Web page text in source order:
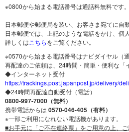
※0800から始まる電話番号は通話料無料です。
日本郵便や郵便局を装い、お客さま宛てに自
日本郵便では、上記のような電話をかけ、個
詳しくは こちらをご覧ください。
※0570から始まる電話番号はナビダイヤル（
再配達のご依頼は、24時間・簡単・便利な「
◆インターネット受付
https://trackings.post.japanpost.jp/delivery/
◆24時間再配達自動受付（電話）
0800-997-7000（無料）
携帯電話からは 0570-046-405（有料）
※一部ご利用になれない電話機があります。
■お手元に「ご不在連絡票」をご用意の上、ご